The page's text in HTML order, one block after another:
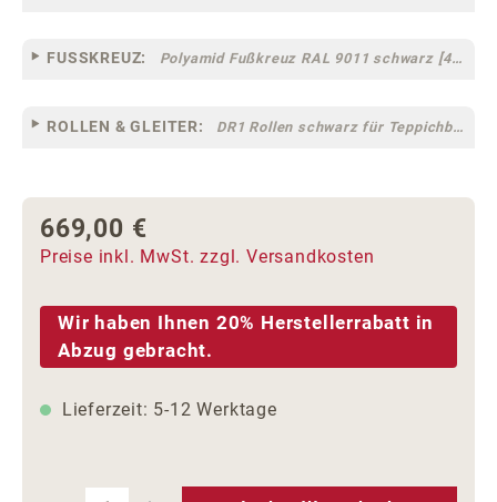
FUSSKREUZ: Polyamid Fußkreuz RAL 9011 schwarz [44]
ROLLEN & GLEITER: DR1 Rollen schwarz für Teppichböden [10]
Regulärer Preis:
669,00 €
Preise inkl. MwSt. zzgl. Versandkosten
Wir haben Ihnen 20% Herstellerrabatt in
Abzug gebracht.
Lieferzeit: 5-12 Werktage